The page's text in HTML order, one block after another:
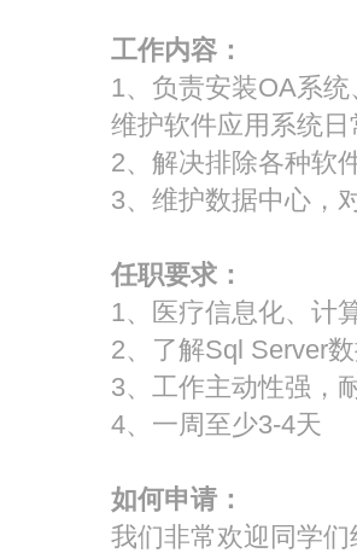
工作内容：
1、负责安装OA系
维护软件应用系统
2、解决排除各种软
3、维护数据中心，
任职要求：
1、医疗信息化、计
2、了解Sql Server
3、工作主动性强，
4、一周至少3-4天
如何申请：
我们非常欢迎同学